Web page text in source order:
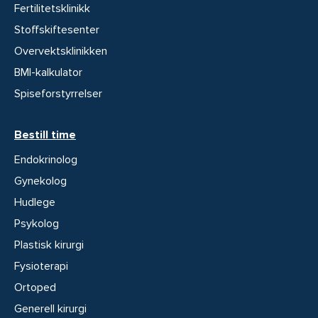
Fertilitetsklinikk
Stoffskiftesenter
Overvektsklinikken
BMI-kalkulator
Spiseforstyrrelser
Bestill time
Endokrinolog
Gynekolog
Hudlege
Psykolog
Plastisk kirurgi
Fysioterapi
Ortoped
Generell kirurgi